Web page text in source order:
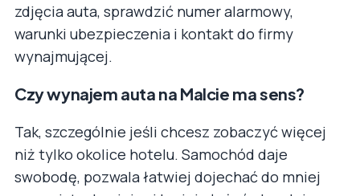
zdjęcia auta, sprawdzić numer alarmowy,
warunki ubezpieczenia i kontakt do firmy
wynajmującej.
Czy wynajem auta na Malcie ma sens?
Tak, szczególnie jeśli chcesz zobaczyć więcej
niż tylko okolice hotelu. Samochód daje
swobodę, pozwala łatwiej dojechać do mniej